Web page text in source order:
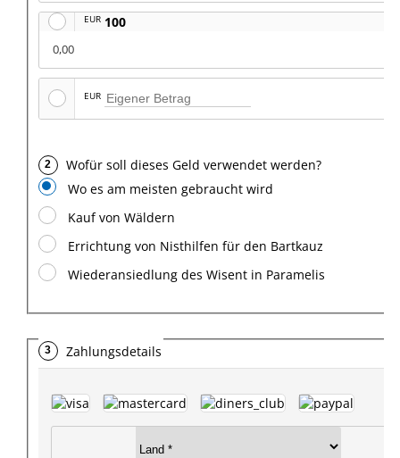
EUR 100
0,00
EUR
Wofür soll dieses Geld verwendet werden?
Wo es am meisten gebraucht wird
Kauf von Wäldern
Errichtung von Nisthilfen für den Bartkauz
Wiederansiedlung des Wisent in Paramelis
Zahlungsdetails